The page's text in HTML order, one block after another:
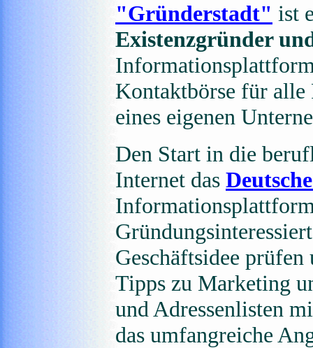
"Gründerstadt" ist
Existenzgründer
Kontaktbörse für alle
eines eigenen
Den Start in die
Internet das
Geschäftsidee
Tipps zu Marketing
und Adressenlisten
das umfangreiche